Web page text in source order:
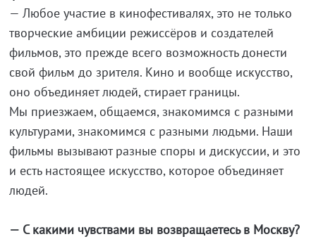
— Любое участие в кинофестивалях, это не только
творческие амбиции режиссёров и создателей
фильмов, это прежде всего возможность донести
свой фильм до зрителя. Кино и вообще искусство,
оно объединяет людей, стирает границы.
Мы приезжаем, общаемся, знакомимся с разными
культурами, знакомимся с разными людьми. Наши
фильмы вызывают разные споры и дискуссии, и это
и есть настоящее искусство, которое объединяет
людей.
— С какими чувствами вы возвращаетесь в Москву?